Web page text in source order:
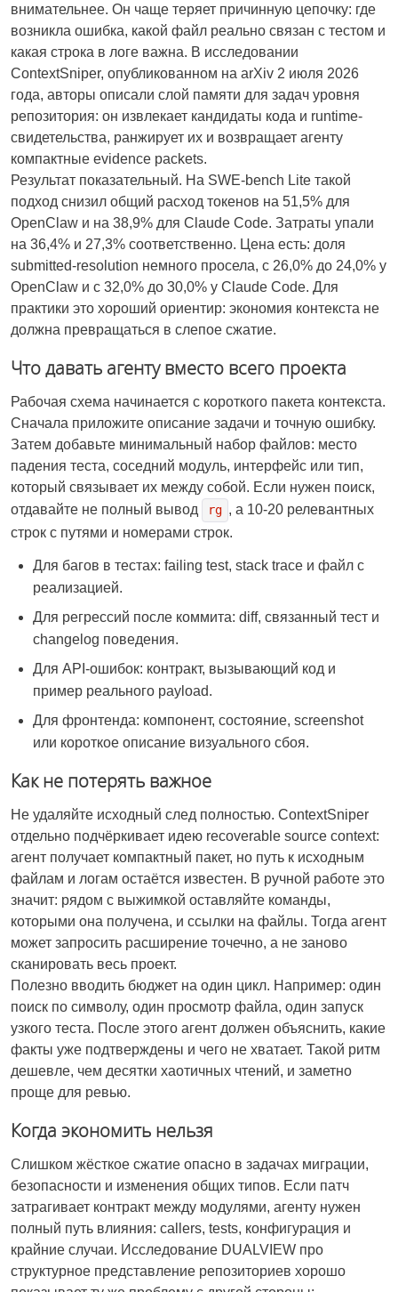
внимательнее. Он чаще теряет причинную цепочку: где
возникла ошибка, какой файл реально связан с тестом и
какая строка в логе важна. В исследовании
ContextSniper, опубликованном на arXiv 2 июля 2026
года, авторы описали слой памяти для задач уровня
репозитория: он извлекает кандидаты кода и runtime-
свидетельства, ранжирует их и возвращает агенту
компактные evidence packets.
Результат показательный. На SWE-bench Lite такой
подход снизил общий расход токенов на 51,5% для
OpenClaw и на 38,9% для Claude Code. Затраты упали
на 36,4% и 27,3% соответственно. Цена есть: доля
submitted-resolution немного просела, с 26,0% до 24,0% у
OpenClaw и с 32,0% до 30,0% у Claude Code. Для
практики это хороший ориентир: экономия контекста не
должна превращаться в слепое сжатие.
Что давать агенту вместо всего проекта
Рабочая схема начинается с короткого пакета контекста.
Сначала приложите описание задачи и точную ошибку.
Затем добавьте минимальный набор файлов: место
падения теста, соседний модуль, интерфейс или тип,
который связывает их между собой. Если нужен поиск,
отдавайте не полный вывод
rg
, а 10-20 релевантных
строк с путями и номерами строк.
Для багов в тестах: failing test, stack trace и файл с
реализацией.
Для регрессий после коммита: diff, связанный тест и
changelog поведения.
Для API-ошибок: контракт, вызывающий код и
пример реального payload.
Для фронтенда: компонент, состояние, screenshot
или короткое описание визуального сбоя.
Как не потерять важное
Не удаляйте исходный след полностью. ContextSniper
отдельно подчёркивает идею recoverable source context:
агент получает компактный пакет, но путь к исходным
файлам и логам остаётся известен. В ручной работе это
значит: рядом с выжимкой оставляйте команды,
которыми она получена, и ссылки на файлы. Тогда агент
может запросить расширение точечно, а не заново
сканировать весь проект.
Полезно вводить бюджет на один цикл. Например: один
поиск по символу, один просмотр файла, один запуск
узкого теста. После этого агент должен объяснить, какие
факты уже подтверждены и чего не хватает. Такой ритм
дешевле, чем десятки хаотичных чтений, и заметно
проще для ревью.
Когда экономить нельзя
Слишком жёсткое сжатие опасно в задачах миграции,
безопасности и изменения общих типов. Если патч
затрагивает контракт между модулями, агенту нужен
полный путь влияния: callers, tests, конфигурация и
крайние случаи. Исследование DUALVIEW про
структурное представление репозиториев хорошо